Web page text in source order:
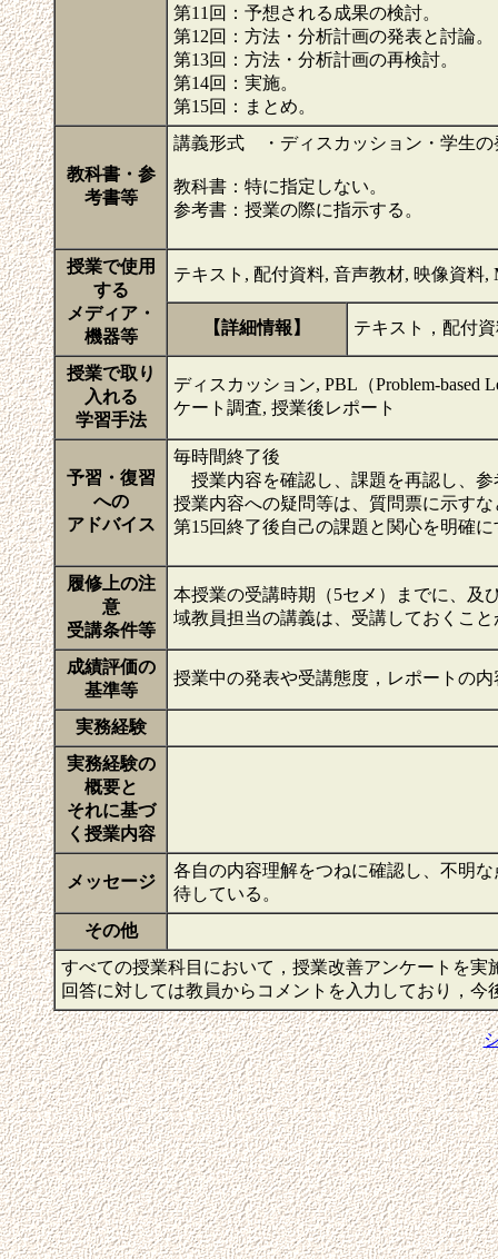
第11回：予想される成果の検討。
第12回：方法・分析計画の発表と討論。
第13回：方法・分析計画の再検討。
第14回：実施。
第15回：まとめ。
教科書・参
考書等
講義形式 ・ディスカッション・学生の
教科書：特に指定しない。
参考書：授業の際に指示する。
授業で使用
する
メディア・
機器等
テキスト, 配付資料, 音声教材, 映像資料,
【詳細情報】 テキスト，配付
授業で取り
入れる
学習手法
ディスカッション, PBL（Problem-based
ケート調査, 授業後レポート
予習・復習
への
アドバイス
毎時間終了後
授業内容を確認し、課題を再認し、参
授業内容への疑問等は、質問票に示す
第15回終了後自己の課題と関心を明確に
履修上の注
意
受講条件等
本授業の受講時期（5セメ）までに、及
域教員担当の講義は、受講しておくこ
成績評価の
基準等
授業中の発表や受講態度，レポートの
実務経験
実務経験の
概要と
それに基づ
く授業内容
メッセージ
各自の内容理解をつねに確認し、不明
待している。
その他
すべての授業科目において，授業改善アンケートを
回答に対しては教員からコメントを入力しており，